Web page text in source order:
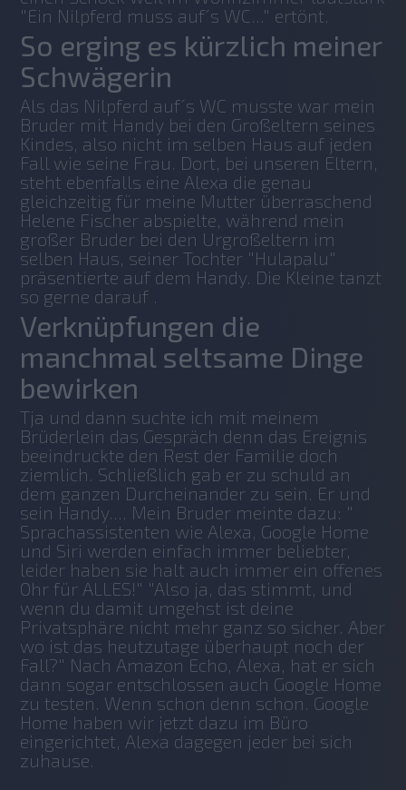
"Ein Nilpferd muss auf´s WC..." ertönt.
So erging es kürzlich meiner
Schwägerin
Als das Nilpferd auf´s WC musste war mein
Bruder mit Handy bei den Großeltern seines
Kindes, also nicht im selben Haus auf jeden
Fall wie seine Frau. Dort, bei unseren Eltern,
steht ebenfalls eine Alexa die genau
gleichzeitig für meine Mutter überraschend
Helene Fischer abspielte, während mein
großer Bruder bei den Urgroßeltern im
selben Haus, seiner Tochter "Hulapalu"
präsentierte auf dem Handy. Die Kleine tanzt
so gerne darauf .
Verknüpfungen die
manchmal seltsame Dinge
bewirken
Tja und dann suchte ich mit meinem
Brüderlein das Gespräch denn das Ereignis
beeindruckte den Rest der Familie doch
ziemlich. Schließlich gab er zu schuld an
dem ganzen Durcheinander zu sein. Er und
sein Handy.... Mein Bruder meinte dazu: "
Sprachassistenten wie Alexa, Google Home
und Siri werden einfach immer beliebter,
leider haben sie halt auch immer ein offenes
Ohr für ALLES!" "Also ja, das stimmt, und
wenn du damit umgehst ist deine
Privatsphäre nicht mehr ganz so sicher. Aber
wo ist das heutzutage überhaupt noch der
Fall?" Nach Amazon Echo, Alexa, hat er sich
dann sogar entschlossen auch Google Home
zu testen. Wenn schon denn schon. Google
Home haben wir jetzt dazu im Büro
eingerichtet, Alexa dagegen jeder bei sich
zuhause.